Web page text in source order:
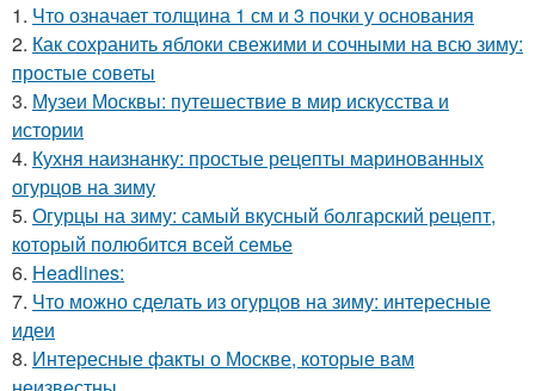
1. Что означает толщина 1 см и 3 почки у основания
2. Как сохранить яблоки свежими и сочными на всю зиму:
простые советы
3. Музеи Москвы: путешествие в мир искусства и
истории
4. Кухня наизнанку: простые рецепты маринованных
огурцов на зиму
5. Огурцы на зиму: самый вкусный болгарский рецепт,
который полюбится всей семье
6. Headlines:
7. Что можно сделать из огурцов на зиму: интересные
идеи
8. Интересные факты о Москве, которые вам